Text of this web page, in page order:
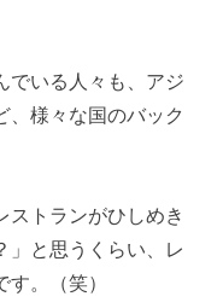
でいる人々も、アジ
、様々な国のバック
ストランがひしめき
」と思うくらい、レ
。（笑）